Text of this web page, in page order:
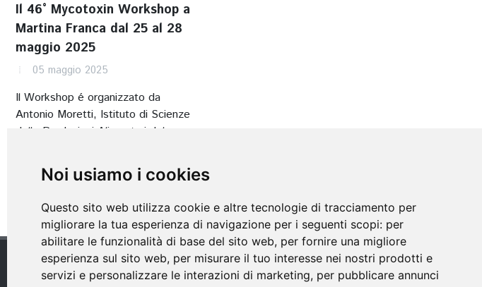
Noi usiamo i cookies
Questo sito web utilizza cookie e altre tecnologie di tracciamento per
migliorare la tua esperienza di navigazione per i seguenti scopi: per
abilitare le funzionalità di base del sito web, per fornire una migliore
esperienza sul sito web, per misurare il tuo interesse nei nostri prodotti e
servizi e personalizzare le interazioni di marketing, per pubblicare annunci
Il 46° Mycotoxin Workshop a
Martina Franca dal 25 al 28
maggio 2025
05 maggio 2025
Il Workshop é organizzato da
Antonio Moretti, Istituto di Scienze
delle Produzioni Alimentari del